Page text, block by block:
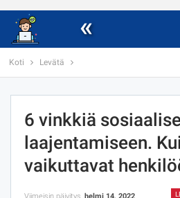
«
Koti Levätä
6 vinkkiä
laajentamiseen.
vaikuttavat